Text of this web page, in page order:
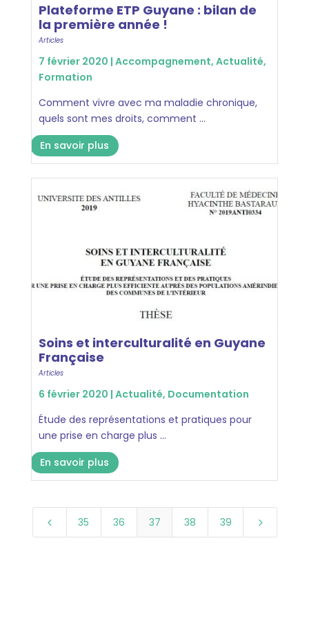
Plateforme ETP Guyane : bilan de
la première année !
Articles
7 février 2020 | Accompagnement, Actualité,
Formation
Comment vivre avec ma maladie chronique,
quels sont mes droits, comment ...
En savoir plus
Soins et interculturalité en Guyane
Française
Articles
6 février 2020 | Actualité, Documentation
Étude des représentations et pratiques pour
une prise en charge plus ...
En savoir plus
4 35 36 37 38 39 5